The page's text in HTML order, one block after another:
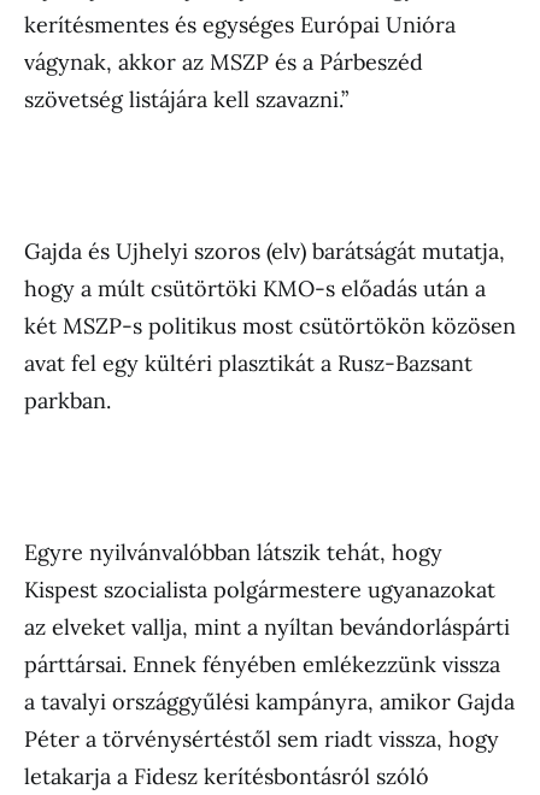
kerítésmentes és egységes Európai Unióra
vágynak, akkor az MSZP és a Párbeszéd
szövetség listájára kell szavazni.”
Gajda és Ujhelyi szoros (elv) barátságát mutatja,
hogy a múlt csütörtöki KMO-s előadás után a
két MSZP-s politikus most csütörtökön közösen
avat fel egy kültéri plasztikát a Rusz-Bazsant
parkban.
Egyre nyilvánvalóbban látszik tehát, hogy
Kispest szocialista polgármestere ugyanazokat
az elveket vallja, mint a nyíltan bevándorláspárti
párttársai. Ennek fényében emlékezzünk vissza
a tavalyi országgyűlési kampányra, amikor Gajda
Péter a törvénysértéstől sem riadt vissza, hogy
letakarja a Fidesz kerítésbontásról szóló